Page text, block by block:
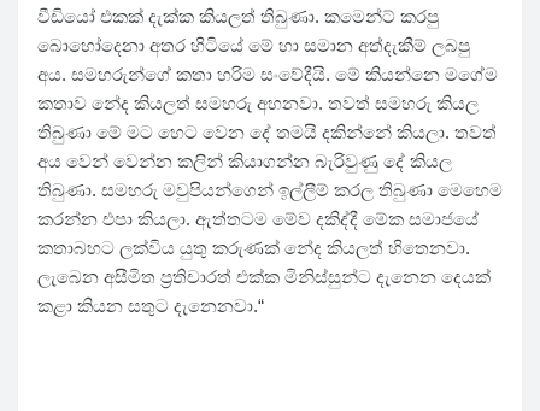
වීඩියෝ එකක් දැක්ක කියලත් තිබුණා. කමෙන්ට් කරපු
බොහෝදෙනා අතර හිටියේ මේ හා සමාන අත්දැකීම් ලබපු
අය. සමහරුන්ගේ කතා හරිම සංවේදීයි. මේ කියන්නෙ මගේම
කතාව නේද කියලත් සමහරු අහනවා. තවත් සමහරු කියල
තිබුණා මේ මට හෙට වෙන දේ තමයි දකින්නේ කියලා. තවත්
අය වෙන් වෙන්න කලින් කියාගන්න බැරිවුණු දේ කියල
තිබුණා. සමහරු මවුපියන්ගෙන් ඉල්ලීම් කරල තිබුණා මෙහෙම
කරන්න එපා කියලා. ඇත්තටම මේව දකිද්දී මේක සමාජයේ
කතාබහට ලක්විය යුතු කරුණක් නේද කියලත් හිතෙනවා.
ලැබෙන අසීමිත ප්‍රතිචාරත් එක්ක මිනිස්සුන්ට දැනෙන දෙයක්
කළා කියන සතුට දැනෙනවා.“